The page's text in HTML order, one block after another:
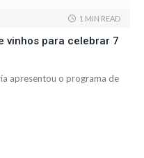
1 MIN READ
vinhos para celebrar 7
apresentou o programa de